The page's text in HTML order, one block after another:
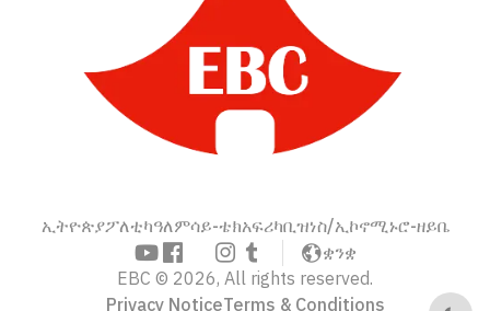
ኢትዮጵያፖለቲካዓለምሳይ-ቴክአፍሪካቢዝነስ/ኢኮኖሚኑሮ-ዘይቤ
ቋንቋ
EBC © 2026, All rights reserved.
Privacy NoticeTerms & Conditions